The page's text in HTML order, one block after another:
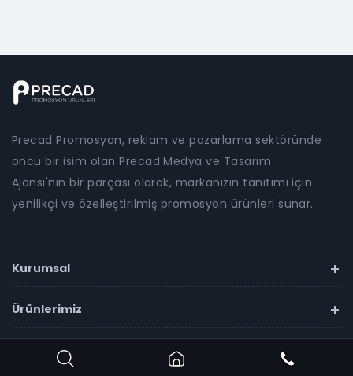
Precad Promosyon, reklam ve pazarlama sektöründe
öncü bir isim olan Precad Medya ve Tasarım
Ajansı'nın bir parçası olarak, markanızın tanıtımı için
yenilikçi ve özelleştirilmiş promosyon ürünleri sunar.
Kurumsal
Ürünlerimiz